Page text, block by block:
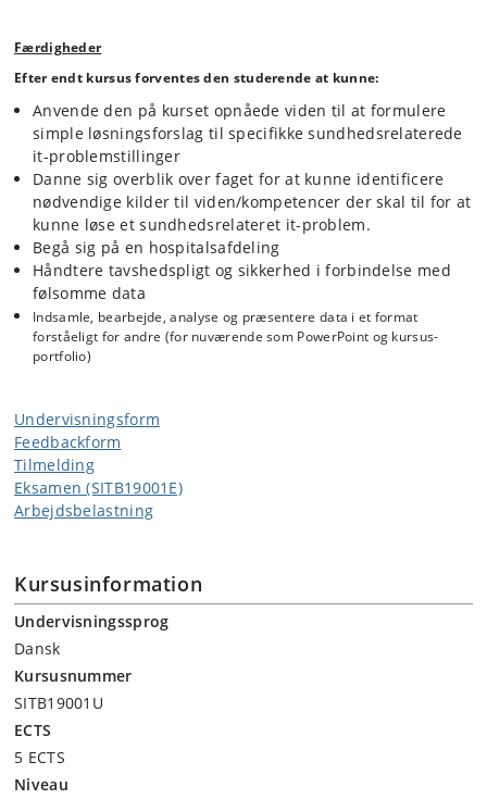
Færdigheder
Efter endt kursus forventes den studerende at kunne:
Anvende den på kurset opnåede viden til at formulere
simple løsningsforslag til specifikke sundhedsrelaterede
it-problemstillinger
Danne sig overblik over faget for at kunne identificere
nødvendige kilder til viden/kompetencer der skal til for at
kunne løse et sundhedsrelateret it-problem.
Begå sig på en hospitalsafdeling
Håndtere tavshedspligt og sikkerhed i forbindelse med
følsomme data
Indsamle, bearbejde, analyse og præsentere data i et format
forståeligt for andre (for nuværende som PowerPoint og kursus-
portfolio)
Undervisningsform
Feedbackform
Tilmelding
Eksamen (SITB19001E)
Arbejdsbelastning
Kursusinformation
Undervisningssprog
Dansk
Kursusnummer
SITB19001U
ECTS
5 ECTS
Niveau